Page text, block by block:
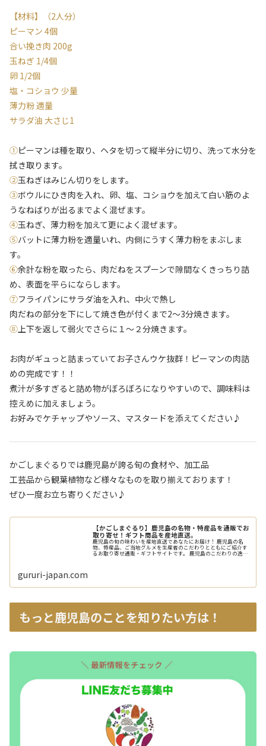
【材料】（2人分）
ピーマン 4個
合い挽き肉 200g
玉ねぎ 1/4個
卵 1/2個
塩・コショウ 少量
薄力粉 適量
サラダ油 大さじ1
①ピーマンは種を取り、ヘタを切って縦半分に切り、洗って水分を
拭き取ります。
②玉ねぎはみじん切りをします。
③ボウルにひき肉を入れ、卵、塩、コショウを加えて白い筋のよ
うなねばりが出るまでよく混ぜます。
④玉ねぎ、薄力粉を加えて更によく混ぜます。
⑤バットに薄力粉を適量いれ、内側にうすく薄力粉をまぶしま
す。
⑥余計な粉を取ったら、肉だねをスプーンで隙間なくきっちり詰
め、表面を平らにならします。
⑦フライパンにサラダ油を入れ、中火で熱し
肉だねの部分を下にして焼き色が付くまで2〜3分焼きます。
⑧上下を返して弱火でさらに１〜２分焼きます。
お肉がギュっと詰まっていてお子さんウケ抜群！ピーマンの肉詰
めの完成です！！
煮汁が多すぎると詰め物がぼろぼろになりやすいので、調味料は
控えめに加えましょう。
お好みでケチャップやソース、マスタードを添えてください♪
かごしまぐるりでは鹿児島が誇る旬の食材や、加工品
工芸品から観葉植物など様々なものを取り揃えております！
ぜひ一度お立ち寄りください♪
【かごしまぐるり】鹿児島の名物・特産品を通販でお
取り寄せ！ギフト商品を産地直送。
鹿児島の旬の味わいを産地直送であなたにお届け！ 鹿児島の名
物、特産品、ご当地グルメを生産者のこだわりとともにご紹介す
るお取り寄せ通販・ギフトサイトです。 鹿児島のこだわりの逸品
gururi-japan.com
もっと鹿児島のことを知りたい方は！